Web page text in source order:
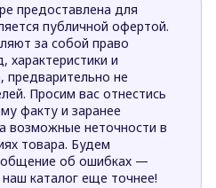
предоставлена для
публичной офертой.
за собой право
характеристики и
предварительно не
Просим вас отнестись
факту и заранее
возможные неточности в
товара. Будем
об ошибках —
каталог еще точнее!